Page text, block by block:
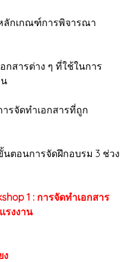
รพิจารณา
ๆ ที่ใช้ในการ
กสารที่ถูก
ฝึกอบรม 3 ช่วง
1 : การจัดทำเอกสาร
รงงาน
ง